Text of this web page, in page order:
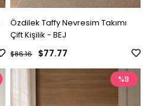
Özdilek Taffy Nevresim Takımı
Çift Kişilik - BEJ
$77.77
$86.16
%9